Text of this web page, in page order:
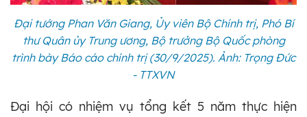
Đại tướng Phan Văn Giang, Ủy viên Bộ Chính trị, Phó Bí
thư Quân ủy Trung ương, Bộ trưởng Bộ Quốc phòng
trình bày Báo cáo chính trị (30/9/2025). Ảnh: Trọng Đức
- TTXVN
Đại hội có nhiệm vụ tổng kết 5 năm thực hiện